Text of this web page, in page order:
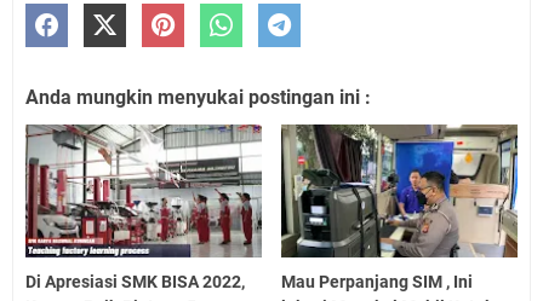
Anda mungkin menyukai postingan ini :
Di Apresiasi SMK BISA 2022,
Mau Perpanjang SIM , Ini